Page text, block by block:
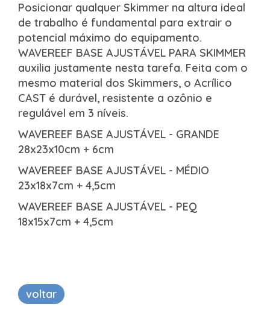
Posicionar qualquer Skimmer na altura ideal
de trabalho é fundamental para extrair o
potencial máximo do equipamento.
WAVEREEF BASE AJUSTÁVEL PARA SKIMMER
auxilia justamente nesta tarefa. Feita com o
mesmo material dos Skimmers, o Acrílico
CAST é durável, resistente a ozônio e
regulável em 3 níveis.
WAVEREEF BASE AJUSTÁVEL - GRANDE
28x23x10cm + 6cm
WAVEREEF BASE AJUSTÁVEL - MÉDIO
23x18x7cm + 4,5cm
WAVEREEF BASE AJUSTÁVEL - PEQ
18x15x7cm + 4,5cm
voltar